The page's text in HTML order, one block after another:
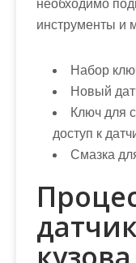
необходимо
инструменты и
Набор
Новый
Ключ для
доступ к
Смазка